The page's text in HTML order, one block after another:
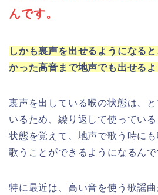
んです。
しかも裏声を出せるようになる
かった高音まで地声でも出せる
裏声を出している喉の状態は、
いるため、繰り返して使ってい
状態を覚えて、地声で歌う時に
歌うことができるようになるんで
特に最近は、高い音を使う歌謡